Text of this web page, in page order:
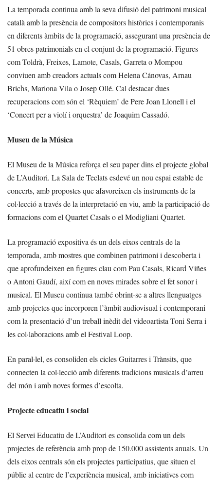
La temporada continua amb la seva difusió del patrimoni musical
català amb la presència de compositors històrics i contemporanis
en diferents àmbits de la programació, assegurant una presència de
51 obres patrimonials en el conjunt de la programació. Figures
com Toldrà, Freixes, Lamote, Casals, Garreta o Mompou
conviuen amb creadors actuals com Helena Cánovas, Arnau
Brichs, Mariona Vila o Josep Ollé. Cal destacar dues
recuperacions com són el ‘Rèquiem’ de Pere Joan Llonell i el
‘Concert per a violí i orquestra’ de Joaquim Cassadó.
Museu de la Música
El Museu de la Música reforça el seu paper dins el projecte global
de L’Auditori. La Sala de Teclats esdevé un nou espai estable de
concerts, amb propostes que afavoreixen els instruments de la
col·lecció a través de la interpretació en viu, amb la participació de
formacions com el Quartet Casals o el Modigliani Quartet.
La programació expositiva és un dels eixos centrals de la
temporada, amb mostres que combinen patrimoni i descoberta i
que aprofundeixen en figures clau com Pau Casals, Ricard Viñes
o Antoni Gaudí, així com en noves mirades sobre el fet sonor i
musical. El Museu continua també obrint-se a altres llenguatges
amb projectes que incorporen l’àmbit audiovisual i contemporani
com la presentació d’un treball inèdit del videoartista Toni Serra i
les col·laboracions amb el Festival Loop.
En paral·lel, es consoliden els cicles Guitarres i Trànsits, que
connecten la col·lecció amb diferents tradicions musicals d’arreu
del món i amb noves formes d’escolta.
Projecte educatiu i social
El Servei Educatiu de L’Auditori es consolida com un dels
projectes de referència amb prop de 150.000 assistents anuals. Un
dels eixos centrals són els projectes participatius, que situen el
públic al centre de l’experiència musical, amb iniciatives com